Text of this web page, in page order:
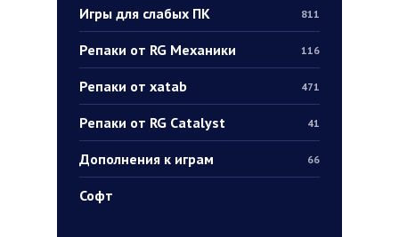
Игры для слабых ПК 811
Репаки от RG Механики 116
Репаки от xatab 471
Репаки от RG Catalyst 41
Дополнения к играм 66
Софт